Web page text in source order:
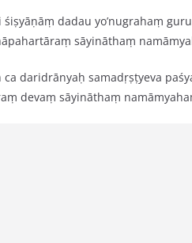
dadau yo’nugrahaṃ
sāyināthaṃ
daridrānyaḥ samadṛṣṭyeva
devaṃ sāyināthaṃ